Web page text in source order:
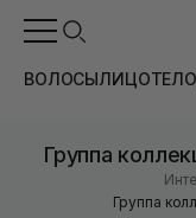
ВОЛОСЫЛИЦОТЕЛО
Группа
Группа